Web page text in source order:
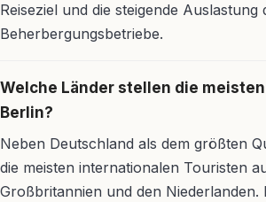
Reiseziel und die steigende Auslastung
Beherbergungsbetriebe.
Welche Länder stellen die
Berlin?
Neben Deutschland als dem größten
die meisten internationalen Touristen
Großbritannien und den Niederlanden.